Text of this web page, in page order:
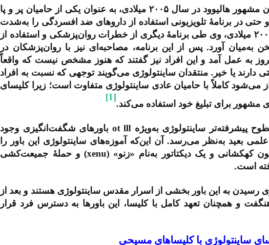
مشهور هالیوود در سال ۲۰۰۵میلادی، به عنوان یکی از حامیان پر و پا
در برنامۀ تلویزیونی استفاده از داروهای ضد افسردگی را به‌شدت
میلادی، وی طی برنامۀ دیگری از خطرات روان‌پزشکی و استفاده از
به‌میان آورد. پس از این برنامه، مصاحبه‌ای نیز با روان‌پزشکان در
عمل آمد و این افراد نیز گفتند که هنوز مشخص نیست که واقعاً
دارند یا خیر. منتقدان ساینتولوژی می‌گویند توجهی که نسبت به افراد
می‌شود کاملاً با حامیان عادی ساینتولوژی متفاوت است؛ زیرا کلیسای
مشهور برای تبلیغ خود استفاده می‌کند.
[1]
پیشرفته‌تر ساینتولوژی به‌ویژه ot lll باورهای شگفت‌انگیزی وجود
بعید به‌نظر می‌رسد. آن این‌که آموزه‌های ساینتولوژی این باور را
کهکشانی و یک دیکتاتور به‌نام «زنو» (xenu) و حملۀ جمیعت‌کشی
است.
رسیدن به این باور بخشی از اسرار مقدس ساینتولوژی هستند و بعد از
و همچنان تعهد کامل با کلیسا، این باورها به دسترس فرد قرار
ساینتولوژی با کلیساهای مسیحی